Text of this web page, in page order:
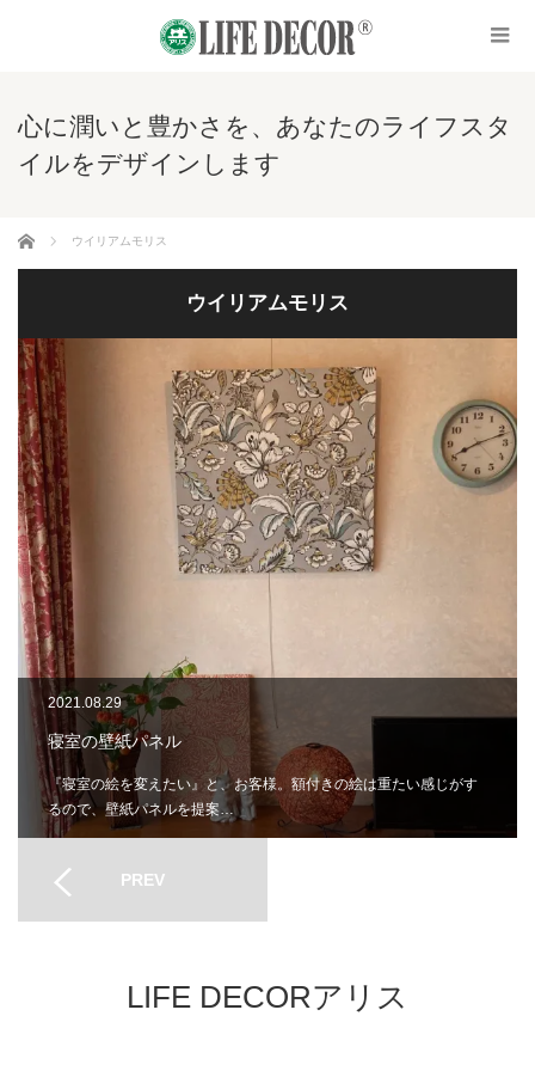
心に潤いと豊かさを、あなたのライフスタ
イルをデザインします
ホーム ウイリアムモリス
ウイリアムモリス
2021.08.29
寝室の壁紙パネル
『寝室の絵を変えたい』と、お客様。額付きの絵は重たい感じがす
るので、壁紙パネルを提案…
PREV
LIFE DECORアリス